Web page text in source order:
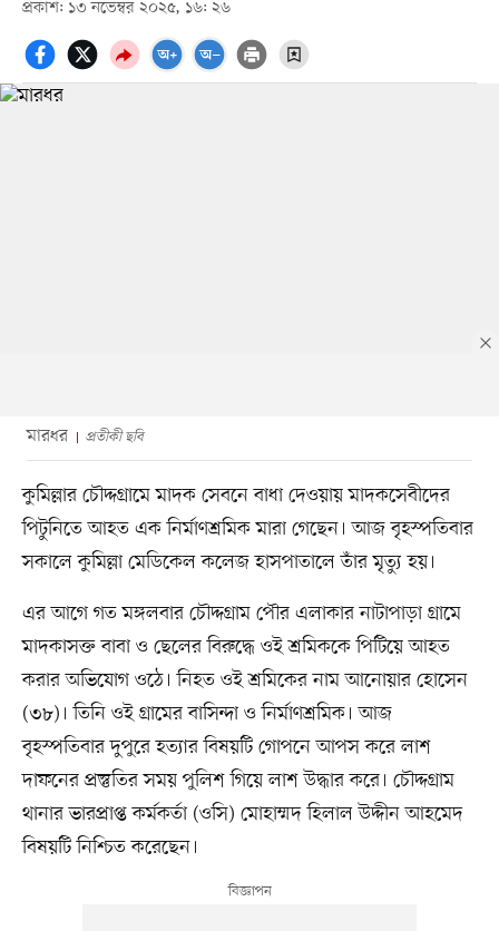
প্রকাশ: ১৩ নভেম্বর ২০২৫, ১৬: ২৬
মারধর প্রতীকী ছবি
কুমিল্লার চৌদ্দগ্রামে মাদক সেবনে বাধা দেওয়ায় মাদকসেবীদের
পিটুনিতে আহত এক নির্মাণশ্রমিক মারা গেছেন। আজ বৃহস্পতিবার
সকালে কুমিল্লা মেডিকেল কলেজ হাসপাতালে তাঁর মৃত্যু হয়।
এর আগে গত মঙ্গলবার চৌদ্দগ্রাম পৌর এলাকার নাটাপাড়া গ্রামে
মাদকাসক্ত বাবা ও ছেলের বিরুদ্ধে ওই শ্রমিককে পিটিয়ে আহত
করার অভিযোগ ওঠে। নিহত ওই শ্রমিকের নাম আনোয়ার হোসেন
(৩৮)। তিনি ওই গ্রামের বাসিন্দা ও নির্মাণশ্রমিক। আজ
বৃহস্পতিবার দুপুরে হত্যার বিষয়টি গোপনে আপস করে লাশ
দাফনের প্রস্তুতির সময় পুলিশ গিয়ে লাশ উদ্ধার করে। চৌদ্দগ্রাম
থানার ভারপ্রাপ্ত কর্মকর্তা (ওসি) মোহাম্মদ হিলাল উদ্দীন আহমেদ
বিষয়টি নিশ্চিত করেছেন।